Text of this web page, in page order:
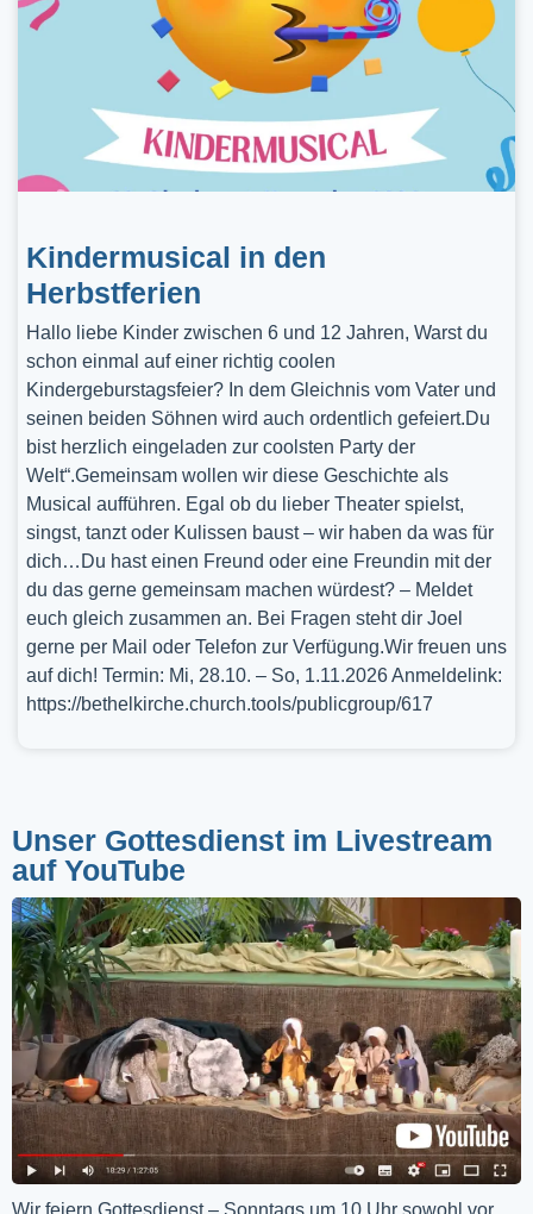
Kindermusical in den
Herbstferien
Hallo liebe Kinder zwischen 6 und 12 Jahren, Warst du
schon einmal auf einer richtig coolen
Kindergeburstagsfeier? In dem Gleichnis vom Vater und
seinen beiden Söhnen wird auch ordentlich gefeiert.Du
bist herzlich eingeladen zur coolsten Party der
Welt“.Gemeinsam wollen wir diese Geschichte als
Musical aufführen. Egal ob du lieber Theater spielst,
singst, tanzt oder Kulissen baust – wir haben da was für
dich…Du hast einen Freund oder eine Freundin mit der
du das gerne gemeinsam machen würdest? – Meldet
euch gleich zusammen an. Bei Fragen steht dir Joel
gerne per Mail oder Telefon zur Verfügung.Wir freuen uns
auf dich! Termin: Mi, 28.10. – So, 1.11.2026 Anmeldelink:
https://bethelkirche.church.tools/publicgroup/617
Unser Gottesdienst im Livestream
auf YouTube
Wir feiern Gottesdienst – Sonntags um 10 Uhr sowohl vor